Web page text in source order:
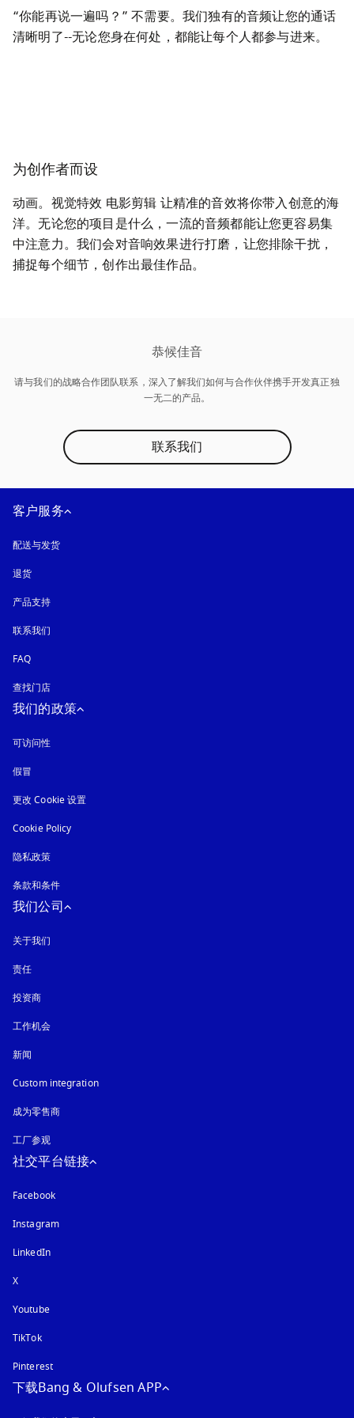
“你能再说一遍吗？” 不需要。我们独有的音频让您的通话
清晰明了--无论您身在何处，都能让每个人都参与进来。
为创作者而设
动画。视觉特效 电影剪辑 让精准的音效将你带入创意的海
洋。无论您的项目是什么，一流的音频都能让您更容易集
中注意力。我们会对音响效果进行打磨，让您排除干扰，
捕捉每个细节，创作出最佳作品。
恭候佳音
请与我们的战略合作团队联系，深入了解我们如何与合作伙伴携手开发真正独
一无二的产品。
联系我们
客户服务
配送与发货
退货
产品支持
联系我们
FAQ
查找门店
我们的政策
可访问性
假冒
更改 Cookie 设置
Cookie Policy
隐私政策
条款和条件
我们公司
关于我们
责任
投资商
工作机会
新闻
Custom integration
成为零售商
工厂参观
社交平台链接
Facebook
Instagram在新选项卡中打开
LinkedIn
X
Youtube在新选项卡中打开
TikTok
Pinterest
下载Bang & Olufsen APP